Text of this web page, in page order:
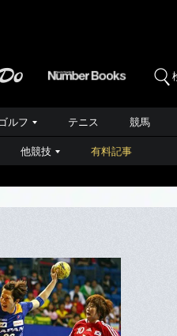
ルフ テニス 競馬
他競技 有料記事